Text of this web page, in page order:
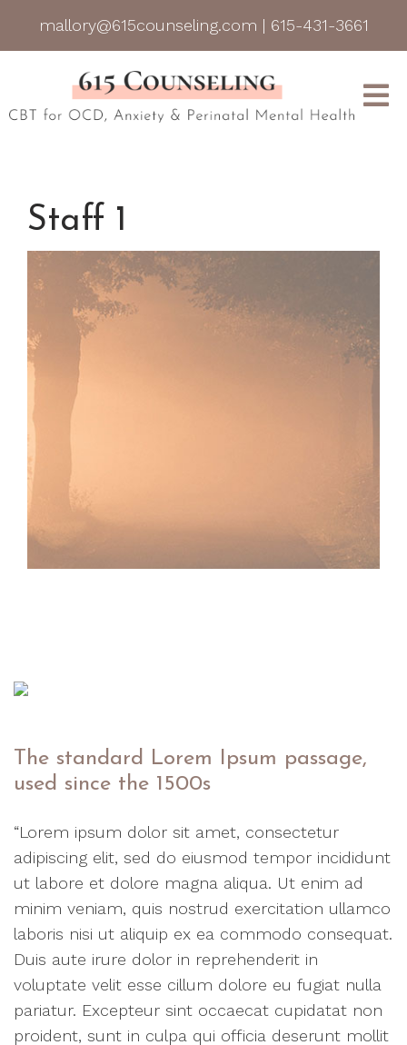
mallory@615counseling.com | 615-431-3661
Staff 1
The standard Lorem Ipsum passage,
used since the 1500s
“Lorem ipsum dolor sit amet, consectetur
adipiscing elit, sed do eiusmod tempor incididunt
ut labore et dolore magna aliqua. Ut enim ad
minim veniam, quis nostrud exercitation ullamco
laboris nisi ut aliquip ex ea commodo consequat.
Duis aute irure dolor in reprehenderit in
voluptate velit esse cillum dolore eu fugiat nulla
pariatur. Excepteur sint occaecat cupidatat non
proident, sunt in culpa qui officia deserunt mollit